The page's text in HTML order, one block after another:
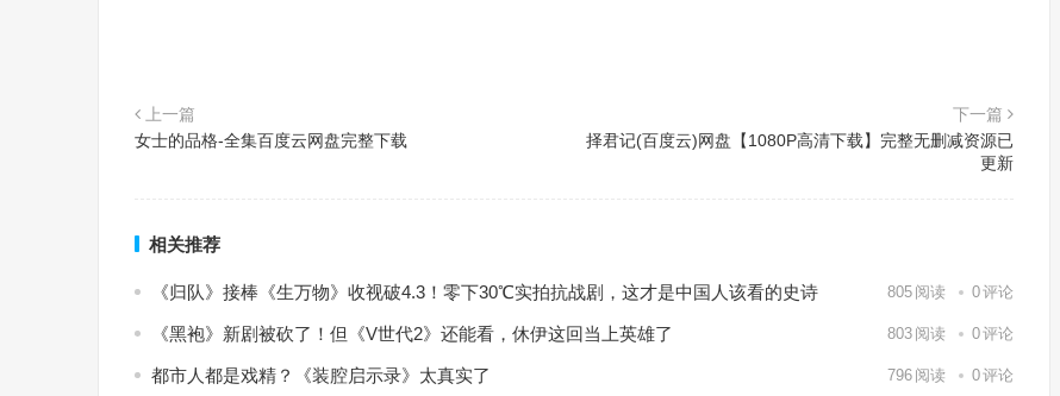
上一篇
女士的品格-全集百度云网盘完整下载
下一篇
择君记(百度云)网盘【1080P高清下载】完整无删减资源已
更新
相关推荐
《归队》接棒《生万物》收视破4.3！零下30℃实拍抗战剧，这才是中国人该看的史诗 805 阅读 0评论
《黑袍》新剧被砍了！但《V世代2》还能看，休伊这回当上英雄了 803 阅读 0评论
都市人都是戏精？《装腔启示录》太真实了 796 阅读 0评论